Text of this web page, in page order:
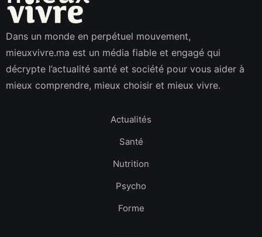
Dans un monde en perpétuel mouvement,
mieuxvivre.ma est un média fiable et engagé qui
décrypte l’actualité santé et société pour vous aider à
mieux comprendre, mieux choisir et mieux vivre.
Actualités
Santé
Nutrition
Psycho
Forme